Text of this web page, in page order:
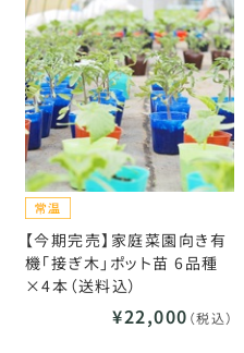
【今期完売】家庭菜園向き有
機「接ぎ木」ポット苗 6品種
×4本（送料込）
¥22,000 （税込）